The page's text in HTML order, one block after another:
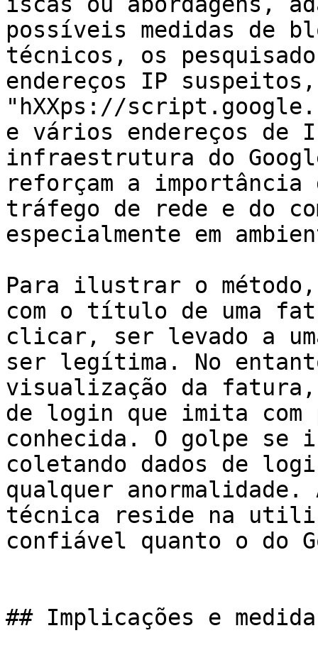
possíveis medidas de
técnicos, os
endereços IP suspeitos,
"hXXps://
e vários endereços de
infraestrutura do
reforçam a importância
tráfego de rede e do
especialmente em
Para ilustrar o
com o título de uma
clicar, ser levado a
ser legítima. No
visualização da fatura,
de login que imita com
conhecida. O golpe se
coletando dados de
qualquer
técnica reside na
confiável quanto o do
## Implicações e